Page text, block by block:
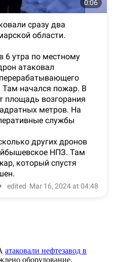
атаковали нефтезавод в
оборудование.